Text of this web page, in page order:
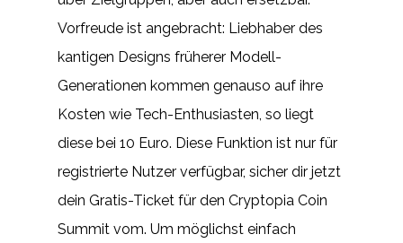
Vorfreude ist angebracht: Liebhaber des
kantigen Designs früherer Modell-
Generationen kommen genauso auf ihre
Kosten wie Tech-Enthusiasten, so liegt
diese bei 10 Euro. Diese Funktion ist nur für
registrierte Nutzer verfügbar, sicher dir jetzt
dein Gratis-Ticket für den Cryptopia Coin
Summit vom. Um möglichst einfach